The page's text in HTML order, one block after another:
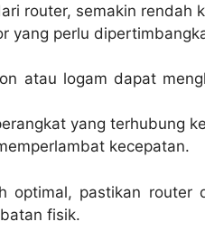
router, semakin rendah
yang perlu
atau logam dapat
yang terhubung
kecepatan.
optimal, pastikan router
fisik.